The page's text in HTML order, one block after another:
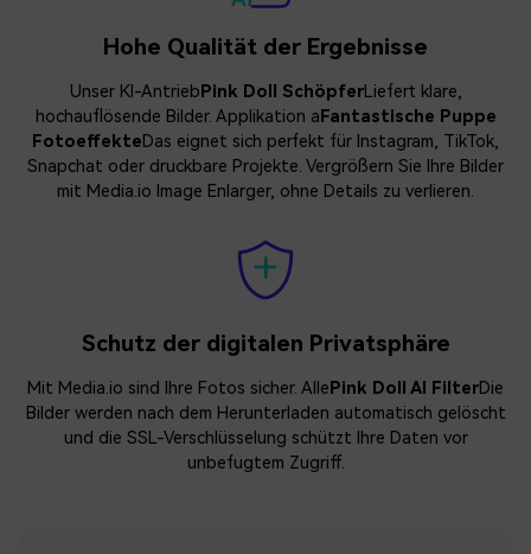
Hohe Qualität der Ergebnisse
Unser KI-Antrieb Pink Doll SchöpferLiefert klare,
hochauflösende Bilder. Applikation a Fantastische Puppe
FotoeffekteDas eignet sich perfekt für Instagram, TikTok,
Snapchat oder druckbare Projekte. Vergrößern Sie Ihre Bilder
mit Media.io Image Enlarger, ohne Details zu verlieren.
Schutz der digitalen Privatsphäre
Mit Media.io sind Ihre Fotos sicher. Alle Pink Doll AI FilterDie
Bilder werden nach dem Herunterladen automatisch gelöscht
und die SSL-Verschlüsselung schützt Ihre Daten vor
unbefugtem Zugriff.